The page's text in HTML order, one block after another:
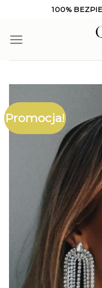
content
100%
Promocja!